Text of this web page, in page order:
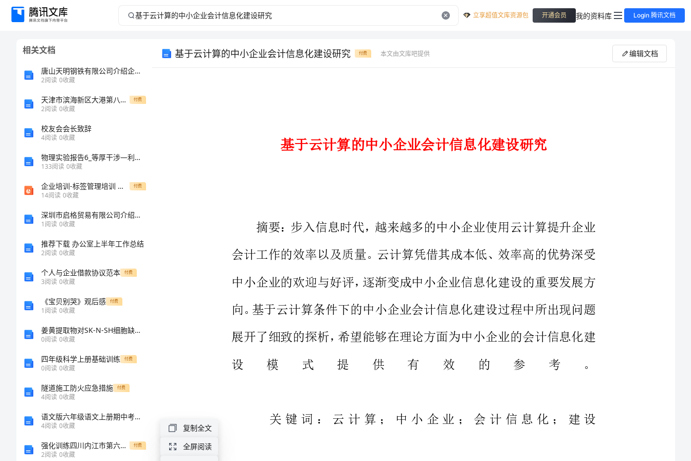
基
立享超值文库资源包 开通会员 我的资料库 Login 腾讯文档
相关文档
唐山天明钢铁有限公司介绍企业发展分析报告
2阅读 0收藏
天津市滨海新区大港第八中学2024年物理高一上册期末预测试题含解析 付费
2阅读 0收藏
校友会会长致辞
4阅读 0收藏
物理实验报告6_等厚干涉―利用牛顿环测定球面镜的曲率半径
133阅读 0收藏
企业培训-标签管理培训 精品 付费
14阅读 0收藏
深圳市启格贸易有限公司介绍企业发展分析报告
1阅读 0收藏
推荐下载 办公室上半年工作总结
2阅读 0收藏
个人与企业借款协议范本 付费
3阅读 0收藏
《宝贝别哭》观后感 付费
1阅读 0收藏
姜黄提取物对SK-N-SH细胞缺氧损伤保护的机理研究
0阅读 0收藏
四年级科学上册基础训练 付费
0阅读 0收藏
隧道施工防火应急措施 付费
4阅读 0收藏
语文版六年级语文上册期中考试【及参考答案】
4阅读 0收藏
强化训练四川内江市第六中学浙教版数学七年级下册第六章数据与统计图表专题测试试题（解析版） 付费
2阅读 0收藏
基于云计算的中小企业会计信息化建设研究 付费 本文由文库吧提供 编辑文档
展开了细致的探析，希望能够在理论方面为中小企业的会计信息化建
设模式提供有效的参考。
复制全文
全屏阅读